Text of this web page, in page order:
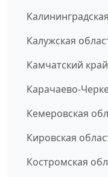
Калужская
Камчатский край
Карачаево-
Кемеровская
Кировская
Костромская